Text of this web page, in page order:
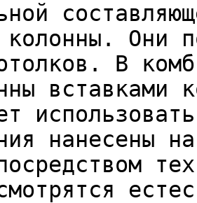
колонны. Они
В
вставками
нанесены